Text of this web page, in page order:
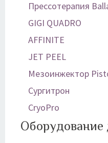
Прессотерапия
GIGI QUADRO
AFFINITE
JET PEEL
Мезоинжектор
Сургитрон
CryoPro
Оборудование